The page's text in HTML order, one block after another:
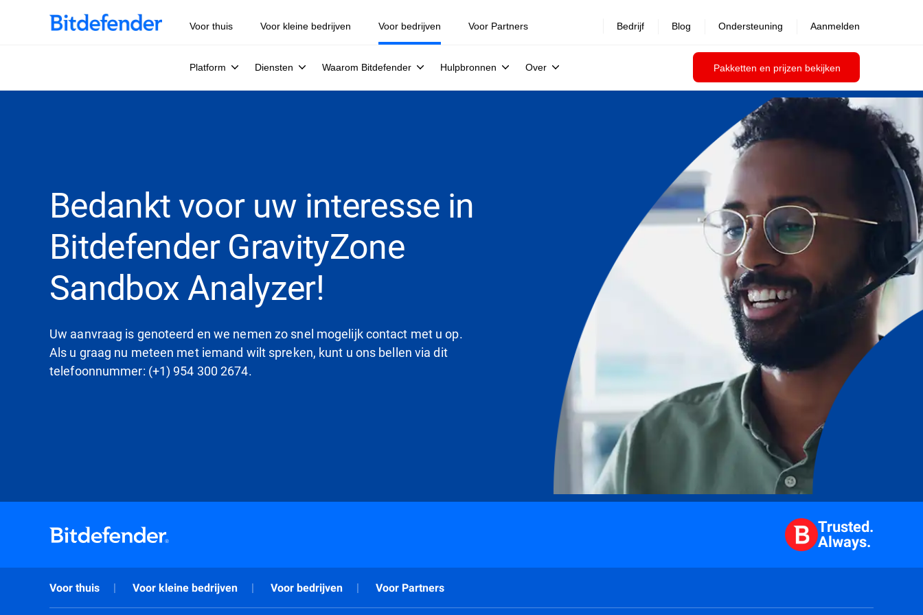
Voor thuis Voor kleine bedrijven Voor bedrijven
Platform Diensten Waarom Bitdefender Hulpbronnen Over Pakketten en prijzen bekijken
Voor Partners Bedrijf Blog Ondersteuning Aanmelden
Bedankt voor uw interesse in
Bitdefender GravityZone
Sandbox Analyzer!
Uw aanvraag is genoteerd en we nemen zo snel mogelijk contact met u op.
Als u graag nu meteen met iemand wilt spreken, kunt u ons bellen via dit
telefoonnummer: (+1) 954 300 2674.
Trusted.
Always.
Voor thuis Voor kleine bedrijven Voor bedrijven Voor Partners